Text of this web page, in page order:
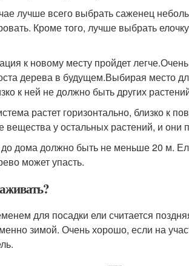
лучше всего выбрать саженец
Кроме того, лучше выбрать
к новому месту пройдет
дерева в будущем.Выбирая место
к ней не должно быть других
растет горизонтально, близко к
вещества у остальных растений, и они
дома должно быть не меньше 20 м.
может упасть.
для посадки ели считается
зимой. Очень хорошо, если на